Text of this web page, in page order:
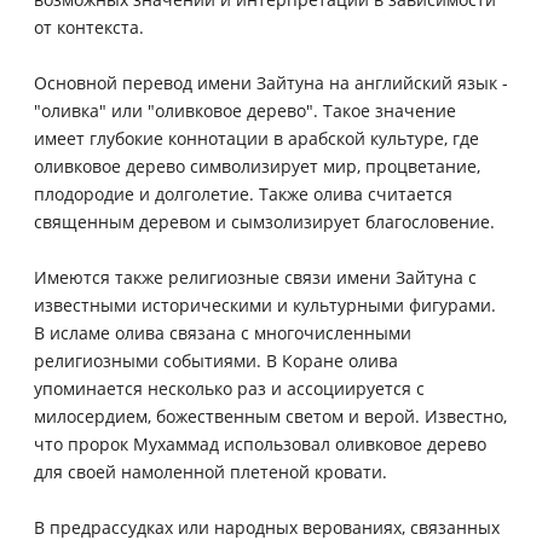
от контекста.
Основной перевод имени Зайтуна на английский язык -
"оливка" или "оливковое дерево". Такое значение
имеет глубокие коннотации в арабской культуре, где
оливковое дерево символизирует мир, процветание,
плодородие и долголетие. Также олива считается
священным деревом и сымзолизирует благословение.
Имеются также религиозные связи имени Зайтуна с
известными историческими и культурными фигурами.
В исламе олива связана с многочисленными
религиозными событиями. В Коране олива
упоминается несколько раз и ассоциируется с
милосердием, божественным светом и верой. Известно,
что пророк Мухаммад использовал оливковое дерево
для своей намоленной плетеной кровати.
В предрассудках или народных верованиях, связанных